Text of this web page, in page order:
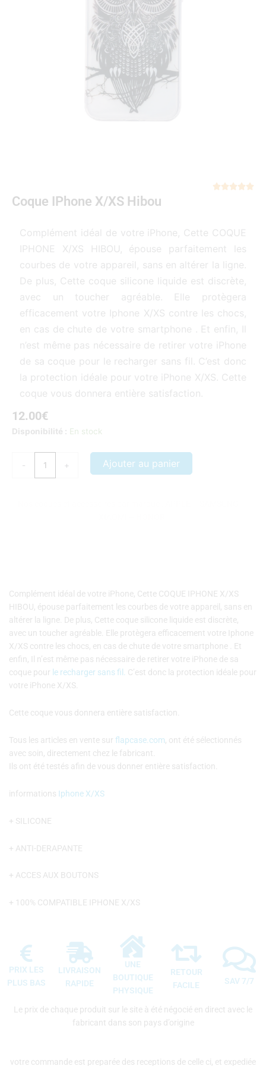

Coque IPhone X/XS Hibou
Complément idéal de votre iPhone, Cette COQUE
IPHONE X/XS HIBOU, épouse parfaitement les
courbes de votre appareil, sans en altérer la ligne.
De plus, Cette coque silicone liquide est discrète,
avec un toucher agréable. Elle protègera
efficacement votre Iphone X/XS contre les chocs,
en cas de chute de votre smartphone . Et enfin, Il
n’est même pas nécessaire de retirer votre iPhone
de sa coque pour le recharger sans fil. C’est donc
la protection idéale pour votre iPhone X/XS. Cette
coque vous donnera entière satisfaction.
12.00€
Disponibilité : En stock
-
quantité
+ Ajouter au panier
Complément idéal de votre iPhone, Cette COQUE IPHONE X/XS
HIBOU, épouse parfaitement les courbes de votre appareil, sans en
altérer la ligne. De plus, Cette coque silicone liquide est discrète,
avec un toucher agréable. Elle protègera efficacement votre Iphone
X/XS contre les chocs, en cas de chute de votre smartphone . Et
enfin, Il n’est même pas nécessaire de retirer votre iPhone de sa
coque pour le recharger sans fil.
C’est donc la protection idéale pour
votre iPhone X/XS.
Cette coque vous donnera entière satisfaction.
Tous les articles en vente sur flapcase.com, ont été sélectionnés
avec soin, directement chez le fabricant.
Ils ont été testés afin de vous donner entière satisfaction.
informations Iphone X/XS
+ SILICONE
+ ANTI-DERAPANTE
+ ACCES AUX BOUTONS
+ 100% COMPATIBLE IPHONE X/XS
PRIX LES
PLUS BAS
LIVRAISON
RAPIDE
UNE
BOUTIQUE
PHYSIQUE
RETOUR
FACILE
SAV 7/7
Le prix de chaque produit sur le site à été négocié en direct avec le
fabricant dans son pays d’origine
votre commande est preparée des receptions de celle ci, et expediée